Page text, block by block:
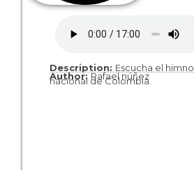
Author:Rafael núñez
Description: Escucha el himno
nacional de Colombia.